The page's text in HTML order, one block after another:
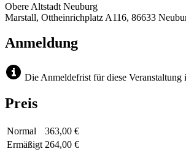
Obere Altstadt Neuburg
Marstall, Ottheinrichplatz A116, 86633
Anmeldung
Die Anmeldefrist für diese Veranstaltung
Preis
Normal
363,00 €
Ermäßigt 264,00 €